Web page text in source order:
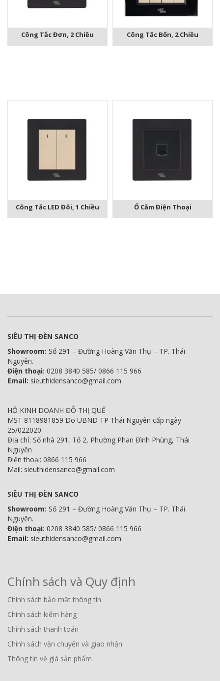
Công Tắc Đơn, 2 Chiều Công Tắc Bốn, 2 Chiều
Công Tắc LED Đôi, 1 Chiều Ổ Cắm Điện Thoại
SIÊU THỊ ĐÈN SANCO
Showroom: Số 291 – Đường Hoàng Văn Thụ – TP. Thái
Nguyên.
Điện thoại: 0208 3840 585/ 0866 115 966
Email: sieuthidensanco@gmail.com
HỘ KINH DOANH ĐỖ THỊ QUẾ
MST 8118981859 Do UBND TP Thái Nguyên cấp ngày
25/022020
Địa chỉ: Số nhà 291, Tổ 2, Phường Phan Đình Phùng, Thái
Nguyên
Điện thoại: 0866 115 966
Mail: sieuthidensanco@gmail.com
SIÊU THỊ ĐÈN SANCO
Showroom: Số 291 – Đường Hoàng Văn Thụ – TP. Thái
Nguyên.
Điện thoại: 0208 3840 585/ 0866 115 966
Email: sieuthidensanco@gmail.com
Chính sách và Quy định
Chính sách bảo mật thông tin
Chính sách kiểm hàng
Chính sách thanh toán
Chính sách vận chuyển và giao nhận
Thông tin về giá sản phẩm